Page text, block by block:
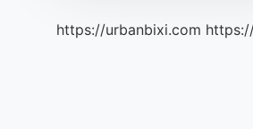
https://urbanbixi.com